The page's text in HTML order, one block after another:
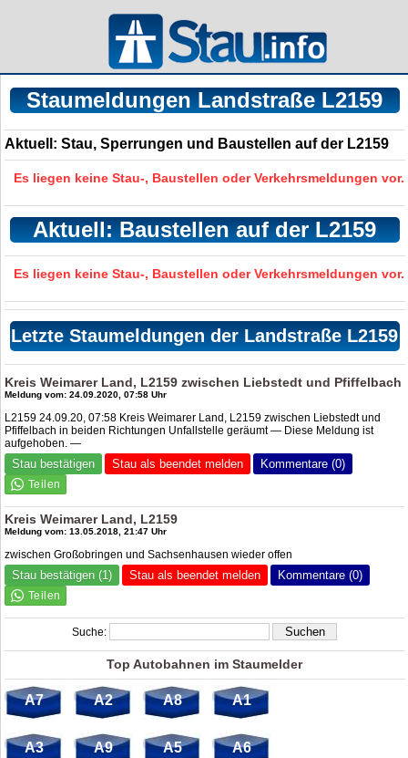
Staumeldungen Landstraße L2159
Aktuell: Stau, Sperrungen und Baustellen auf der L2159
Es liegen keine Stau-, Baustellen oder Verkehrsmeldungen vor.
Aktuell: Baustellen auf der L2159
Es liegen keine Stau-, Baustellen oder Verkehrsmeldungen vor.
Letzte Staumeldungen der Landstraße L2159
Kreis Weimarer Land, L2159 zwischen Liebstedt und Pfiffelbach
Meldung vom: 24.09.2020, 07:58 Uhr
L2159 24.09.20, 07:58 Kreis Weimarer Land, L2159 zwischen Liebstedt und
Pfiffelbach in beiden Richtungen Unfallstelle geräumt — Diese Meldung ist
aufgehoben. —
Stau bestätigen Stau als beendet melden Kommentare (0)
Kreis Weimarer Land, L2159
Meldung vom: 13.05.2018, 21:47 Uhr
zwischen Großobringen und Sachsenhausen wieder offen
Stau bestätigen (1) Stau als beendet melden Kommentare (0)
Suche:
Top Autobahnen im Staumelder
A7 A2 A8 A1
A3 A9 A5 A6